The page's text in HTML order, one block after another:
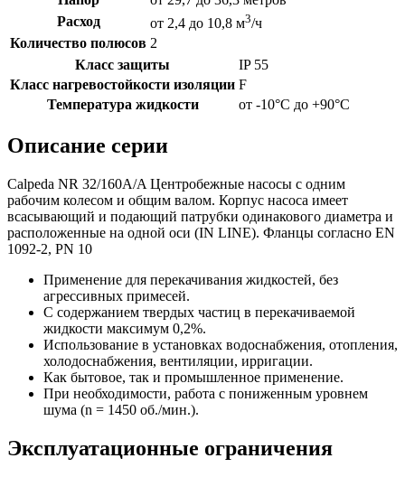
Расход
от 2,4 до 10,8 м3/ч
Количество полюсов 2
Класс защиты
IP 55
Класс нагревостойкости изоляции F
Температура жидкости
от -10°C до +90°C
Описание серии
Calpeda NR 32/160A/A Центробежные насосы с одним
рабочим колесом и общим валом. Корпус насоса имеет
всасывающий и подающий патрубки одинакового диаметра и
расположенные на одной оси (IN LINE). Фланцы согласно EN
1092-2, PN 10
Применение для перекачивания жидкостей, без
агрессивных примесей.
С содержанием твердых частиц в перекачиваемой
жидкости максимум 0,2%.
Использование в установках водоснабжения, отопления,
холодоснабжения, вентиляции, ирригации.
Как бытовое, так и промышленное применение.
При необходимости, работа с пониженным уровнем
шума (n = 1450 об./мин.).
Эксплуатационные ограничения